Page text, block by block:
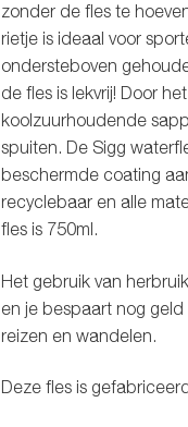
zonder de fles te
rietje is ideaal voor
ondersteboven
de fles is lekvrij! Door
koolzuurhoudende
spuiten. De Sigg
beschermde coating
recyclebaar en alle
fles is 750ml.
Het gebruik van
en je bespaart nog
reizen en wandelen.
Deze fles is